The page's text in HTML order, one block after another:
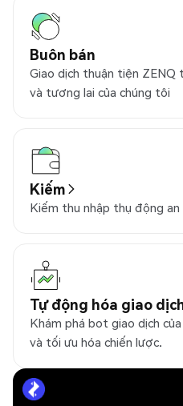
Buôn bán
Giao dịch thuận tiện
và tương lai của chúng tôi
Kiếm
Kiếm thu nhập thụ động
Tự động hóa giao
Khám phá bot giao dịch
và tối ưu hóa chiến lược.